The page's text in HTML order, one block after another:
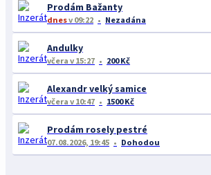
Prodám Bažanty
dnesv 09:22 Nezadána
Andulky
včera v 15:27 200 Kč
Alexandr velký samice
včera v 10:47 1500 Kč
Prodám rosely pestré
07.08.2026, 19:45 Dohodou